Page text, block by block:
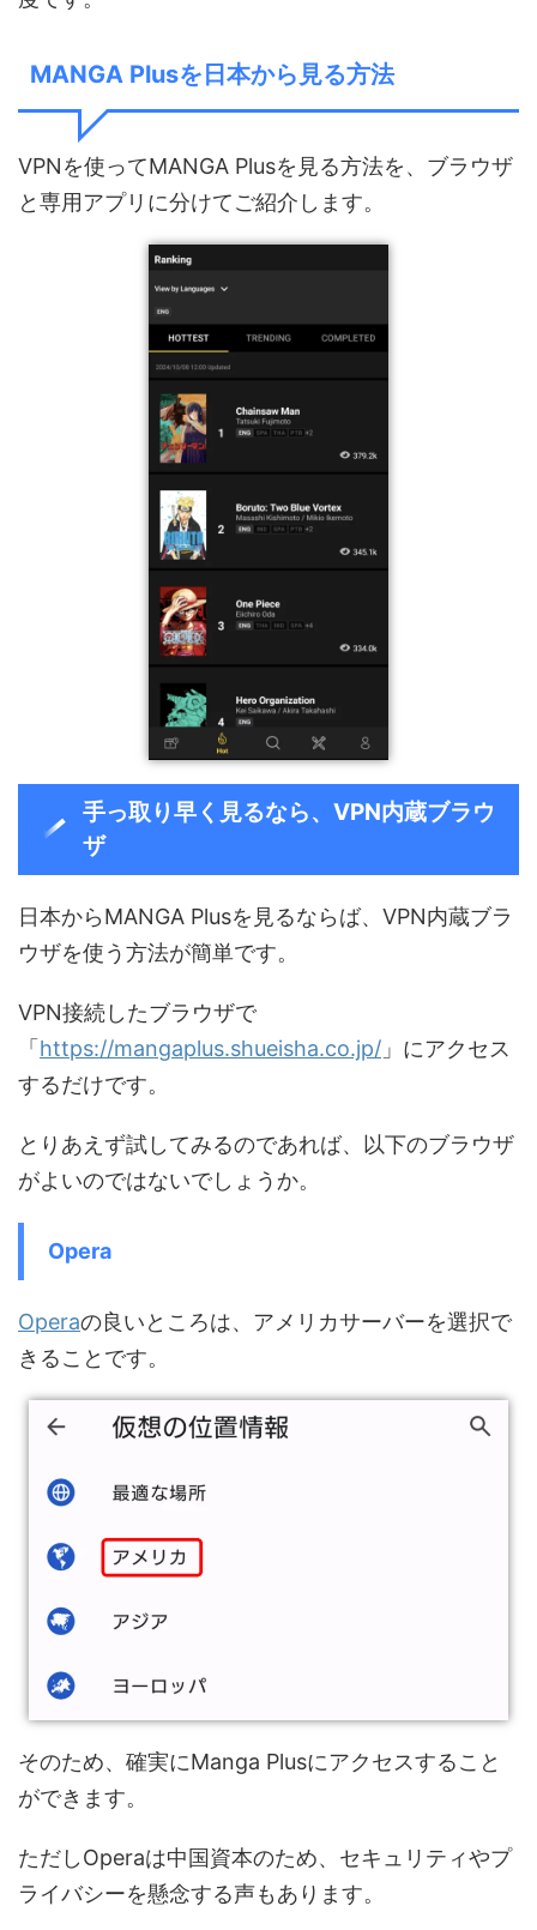
MANGA Plusを日本から見る方法
VPNを使ってMANGA Plusを見る方法を、ブラウザ
と専用アプリに分けてご紹介します。
手っ取り早く見るなら、VPN内蔵ブラウ
ザ
日本からMANGA Plusを見るならば、VPN内蔵ブラ
ウザを使う方法が簡単です。
VPN接続したブラウザで
「 https://mangaplus.shueisha.co.jp/ 」にアクセス
するだけです。
とりあえず試してみるのであれば、以下のブラウザ
がよいのではないでしょうか。
Opera
Operaの良いところは、アメリカサーバーを選択で
きることです。
そのため、確実にManga Plusにアクセスすること
ができます。
ただしOperaは中国資本のため、セキュリティやプ
ライバシーを懸念する声もあります。